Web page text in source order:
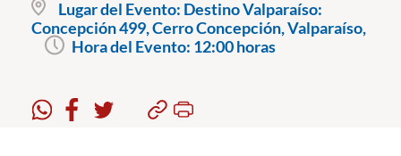
Pregrado
Postgrado
Formación Continua
Lugar del Evento: Destino Valparaíso:
Concepción 499, Cerro Concepción, Valparaíso,
Hora del Evento: 12:00 horas